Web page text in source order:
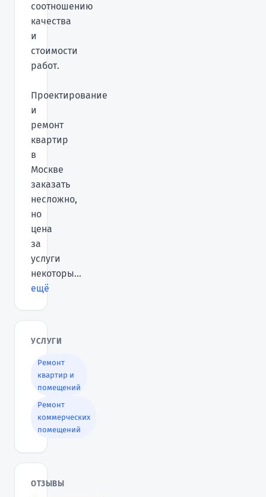
соотношению
качества
и
стоимости
работ.
Проектирование
и
ремонт
квартир
в
Москве
заказать
несложно,
но
цена
за
услуги
некоторы...
ещё
УСЛУГИ
Ремонт
квартир и
помещений
Ремонт
коммерческих
помещений
ОТЗЫВЫ